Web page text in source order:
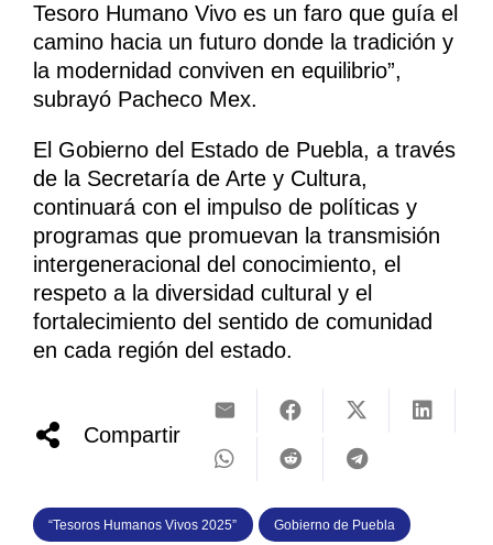
Tesoro Humano Vivo es un faro que guía el
camino hacia un futuro donde la tradición y
la modernidad conviven en equilibrio”,
subrayó Pacheco Mex.
El Gobierno del Estado de Puebla, a través
de la Secretaría de Arte y Cultura,
continuará con el impulso de políticas y
programas que promuevan la transmisión
intergeneracional del conocimiento, el
respeto a la diversidad cultural y el
fortalecimiento del sentido de comunidad
en cada región del estado.
Compartir
“Tesoros Humanos Vivos 2025” Gobierno de Puebla